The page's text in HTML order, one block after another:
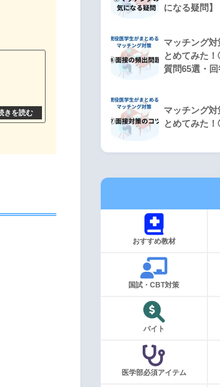
になる疑問】
マッチング
とめてみた
質問65選・回
マッチング
とめてみた
おすすめ教材
国試・CBT対策
バイト
医学部必須アイテム